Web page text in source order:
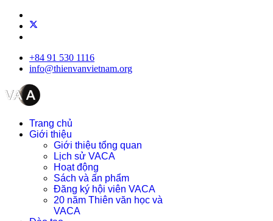
+84 91 530 1116
info@thienvanvietnam.org
Trang chủ
Giới thiệu
Giới thiệu tổng quan
Lịch sử VACA
Hoạt động
Sách và ấn phẩm
Đăng ký hội viên VACA
20 năm Thiên văn học và
VACA